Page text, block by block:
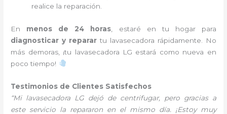
realice la reparación.
En menos de 24 horas , estaré en tu hogar para
diagnosticar y reparar tu lavasecadora rápidamente. No
más demoras, ¡tu lavasecadora LG estará como nueva en
poco tiempo!
Testimonios de Clientes Satisfechos
“Mi lavasecadora LG dejó de centrifugar, pero gracias a
este servicio la repararon en el mismo día. ¡Estoy muy